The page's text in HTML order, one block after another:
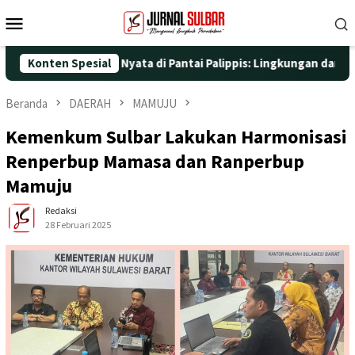
ke
Mobile
Konten Spesial
dengan Aksi Nyata di Pantai Palippis: Lingkungan dan
Beranda DAERAH MAMUJU
Kemenkum Sulbar Lakukan Harmonisasi
Renperbup Mamasa dan Ranperbup
Mamuju
Redaksi
28 Februari 2025